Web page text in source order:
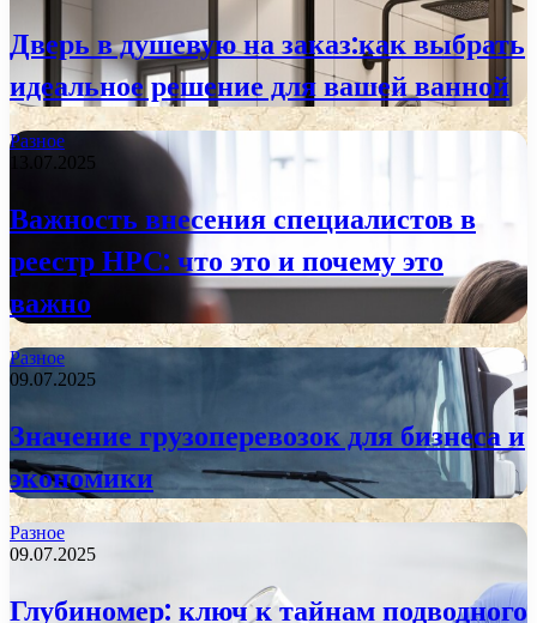
Дверь в душевую на заказ:как выбрать
идеальное решение для вашей ванной
Разное
13.07.2025
Важность внесения специалистов в
реестр НРС: что это и почему это
важно
Разное
09.07.2025
Значение грузоперевозок для бизнеса и
экономики
Разное
09.07.2025
Глубиномер: ключ к тайнам подводного